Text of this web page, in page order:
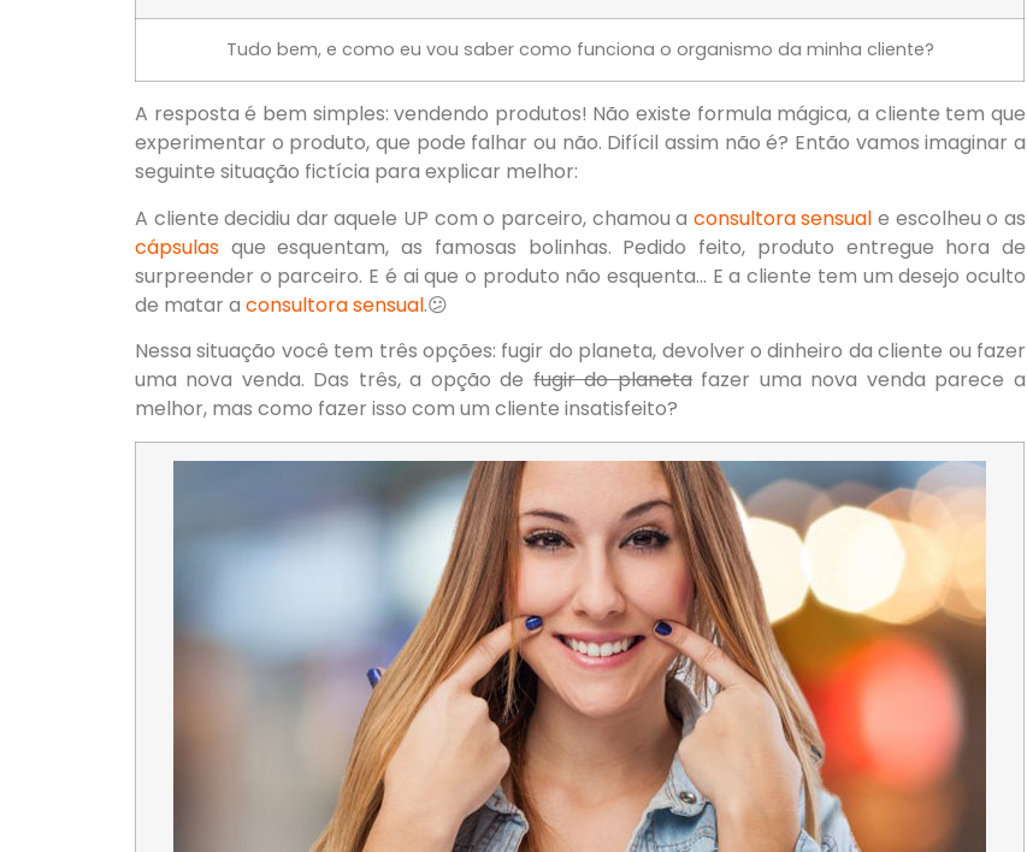
Tudo bem, e como eu vou saber como funciona o organismo da minha cliente?
A resposta é bem simples: vendendo produtos! Não existe formula mágica, a cliente tem que
experimentar o produto, que pode falhar ou não. Difícil assim não é? Então vamos imaginar a
seguinte situação fictícia para explicar melhor:
A cliente decidiu dar aquele UP com o parceiro, chamou a consultora sensual e escolheu o as
cápsulas que esquentam, as famosas bolinhas. Pedido feito, produto entregue hora de
surpreender o parceiro. E é ai que o produto não esquenta… E a cliente tem um desejo oculto
de matar a consultora sensual.😕
Nessa situação você tem três opções: fugir do planeta, devolver o dinheiro da cliente ou fazer
uma nova venda. Das três, a opção de fugir do planeta fazer uma nova venda parece a
melhor, mas como fazer isso com um cliente insatisfeito?